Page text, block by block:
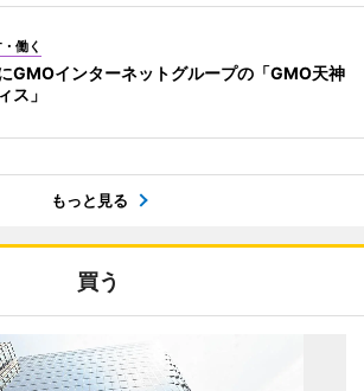
働く
GMOインターネットグループの「GMO天神
ス」
もっと見る
買う